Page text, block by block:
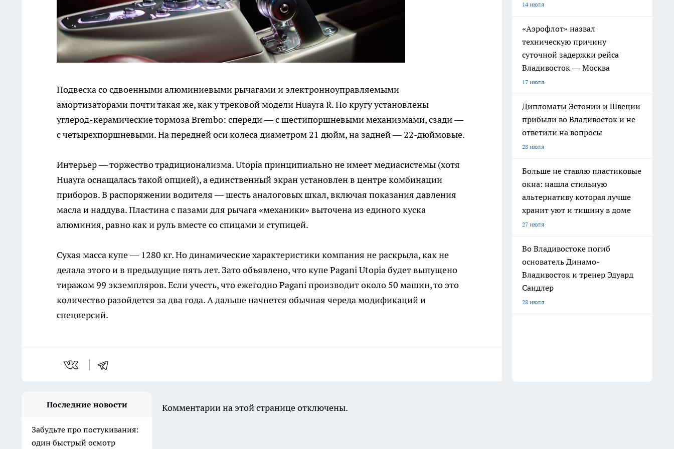
Подвеска со сдвоенными алюминиевыми рычагами и электронноуправляемыми
амортизаторами почти такая же, как у трековой модели Huayra R. По кругу установлены
углерод-керамические тормоза Brembo: спереди — с шестипоршневыми механизмами, сзади —
с четырехпоршневыми. На передней оси колеса диаметром 21 дюйм, на задней — 22-дюймовые.
Интерьер — торжество традиционализма. Utopia принципиально не имеет медиасистемы (хотя
Huayra оснащалась такой опцией), а единственный экран установлен в центре комбинации
приборов. В распоряжении водителя — шесть аналоговых шкал, включая показания давления
масла и наддува. Пластина с пазами для рычага «механики» выточена из единого куска
алюминия, равно как и руль вместе со спицами и ступицей.
Сухая масса купе — 1280 кг. Но динамические характеристики компания не раскрыла, как не
делала этого и в предыдущие пять лет. Зато объявлено, что купе Pagani Utopia будет выпущено
тиражом 99 экземпляров. Если учесть, что ежегодно Pagani производит около 50 машин, то это
количество разойдется за два года. А дальше начнется обычная череда модификаций и
спецверсий.
14 июля
«Аэрофлот» назвал
техническую причину
суточной задержки рейса
Владивосток — Москва
17 июля
Дипломаты Эстонии и Швеции
прибыли во Владивосток и не
ответили на вопросы
28 июля
Больше не ставлю пластиковые
окна: нашла стильную
альтернативу которая лучше
хранит уют и тишину в доме
27 июля
Во Владивостоке погиб
основатель Динамо-
Владивосток и тренер Эдуард
Сандлер
28 июля
Последние новости
Забудьте про постукивания:
один быстрый осмотр
Комментарии на этой странице отключены.